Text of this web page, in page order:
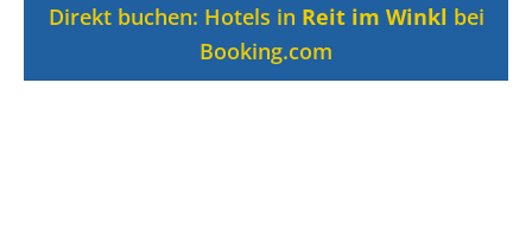
Direkt buchen: Hotels in Reit im Winkl bei
Booking.com